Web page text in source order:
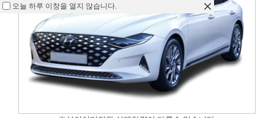
오늘 하루 이창을 열지 않습니다.